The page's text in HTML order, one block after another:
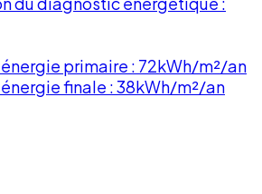
primaire : 72kWh/m²/an
finale : 38kWh/m²/an